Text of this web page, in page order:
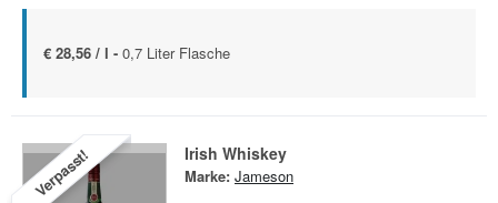
€ 28,56 / l - 0,7 Liter Flasche
Verpasst! Irish Whiskey
Marke: Jameson